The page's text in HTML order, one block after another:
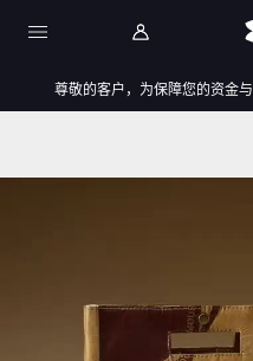
尊敬的客户，为保障您的资金